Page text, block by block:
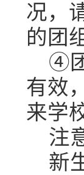
况，
的团
④
有效
来学
注
新